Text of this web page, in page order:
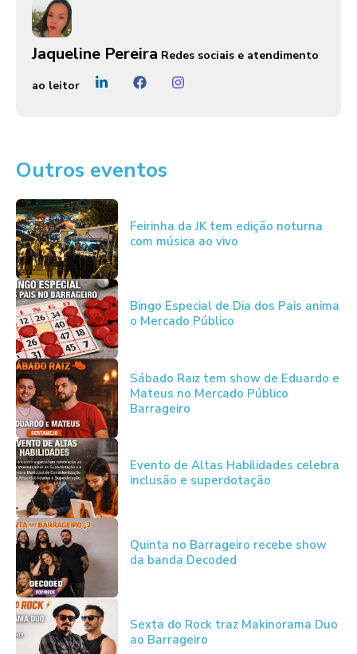
Jaqueline Pereira Redes sociais e atendimento
ao leitor
Outros eventos
Feirinha da JK tem edição noturna
com música ao vivo
Bingo Especial de Dia dos Pais anima
o Mercado Público
Sábado Raiz tem show de Eduardo e
Mateus no Mercado Público
Barrageiro
Evento de Altas Habilidades celebra
inclusão e superdotação
Quinta no Barrageiro recebe show
da banda Decoded
Sexta do Rock traz Makinorama Duo
ao Barrageiro